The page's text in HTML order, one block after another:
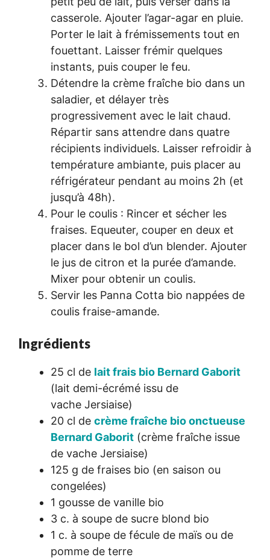
casserole. Ajouter l’agar-agar en pluie.
Porter le lait à frémissements tout en
fouettant. Laisser frémir quelques
instants, puis couper le feu.
Détendre la crème fraîche bio dans un
saladier, et délayer très
progressivement avec le lait chaud.
Répartir sans attendre dans quatre
récipients individuels. Laisser refroidir à
température ambiante, puis placer au
réfrigérateur pendant au moins 2h (et
jusqu’à 48h).
Pour le coulis : Rincer et sécher les
fraises. Equeuter, couper en deux et
placer dans le bol d’un blender. Ajouter
le jus de citron et la purée d’amande.
Mixer pour obtenir un coulis.
Servir les Panna Cotta bio nappées de
coulis fraise-amande.
Ingrédients
25 cl de lait frais bio Bernard Gaborit
(lait demi-écrémé issu de
vache Jersiaise)
20 cl de crème fraîche bio onctueuse
Bernard Gaborit (crème fraîche issue
de vache Jersiaise)
125 g de fraises bio (en saison ou
congelées)
1 gousse de vanille bio
3 c. à soupe de sucre blond bio
1 c. à soupe de fécule de maïs ou de
pomme de terre